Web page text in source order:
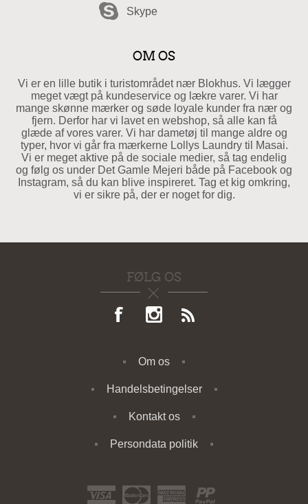
Skype
OM OS
Vi er en lille butik i turistområdet nær Blokhus. Vi lægger
meget vægt på kundeservice og lækre varer. Vi har
mange skønne mærker og søde loyale kunder fra nær og
fjern. Derfor har vi lavet en webshop, så alle kan få
glæde af vores varer. Vi har dametøj til mange aldre og
typer, hvor vi går fra mærkerne Lollys Laundry til Masai.
Vi er meget aktive på de sociale medier, så tag endelig
og følg os under Det Gamle Mejeri både på Facebook og
Instagram, så du kan blive inspireret. Tag et kig omkring,
vi er sikre på, der er noget for dig.
FØLG OS
Om os
Handelsbetingelser
Kontakt os
Persondata politik